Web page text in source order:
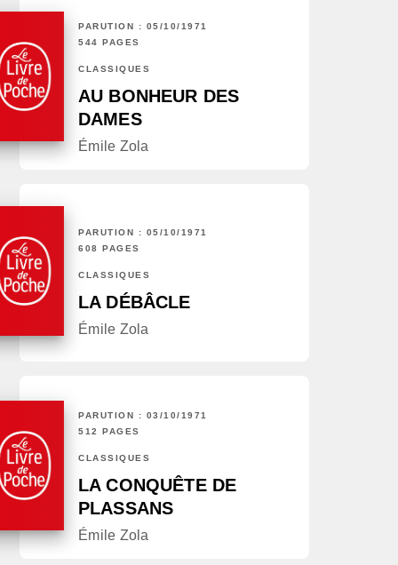
PARUTION : 05/10/1971
544 PAGES
CLASSIQUES
AU BONHEUR DES
DAMES
Émile Zola
PARUTION : 05/10/1971
608 PAGES
CLASSIQUES
LA DÉBÂCLE
Émile Zola
PARUTION : 03/10/1971
512 PAGES
CLASSIQUES
LA CONQUÊTE DE
PLASSANS
Émile Zola